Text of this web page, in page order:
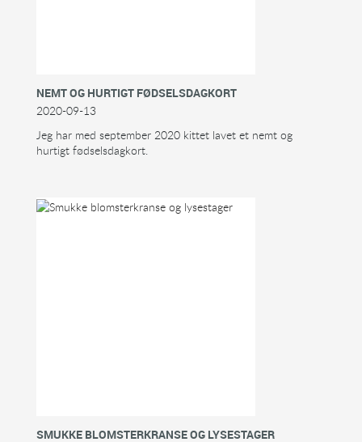
NEMT OG HURTIGT FØDSELSDAGKORT
2020-09-13
Jeg har med september 2020 kittet lavet et nemt og
hurtigt fødselsdagkort.
SMUKKE BLOMSTERKRANSE OG LYSESTAGER